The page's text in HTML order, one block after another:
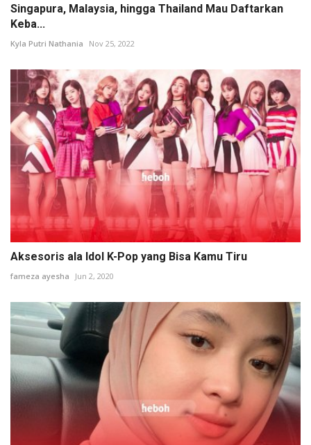
Singapura, Malaysia, hingga Thailand Mau Daftarkan
Keba...
Kyla Putri Nathania Nov 25, 2022
Aksesoris ala Idol K-Pop yang Bisa Kamu Tiru
fameza ayesha Jun 2, 2020